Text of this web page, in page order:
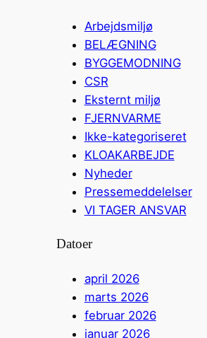
Arbejdsmiljø
BELÆGNING
BYGGEMODNING
CSR
Eksternt miljø
FJERNVARME
Ikke-kategoriseret
KLOAKARBEJDE
Nyheder
Pressemeddelelser
VI TAGER ANSVAR
Datoer
april 2026
marts 2026
februar 2026
januar 2026